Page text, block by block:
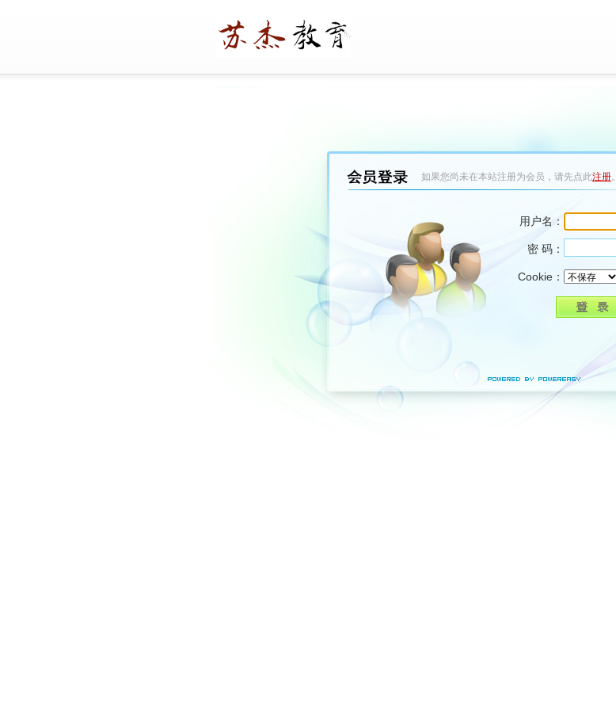
用户名：
密 码：
Cookie：
如果您尚未在本站注册为会员，请先点此注册。